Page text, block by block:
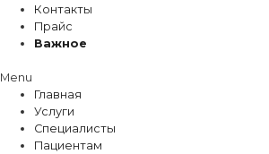
Контакты
Прайс
Важное
Menu
Главная
Услуги
Специалисты
Пациентам